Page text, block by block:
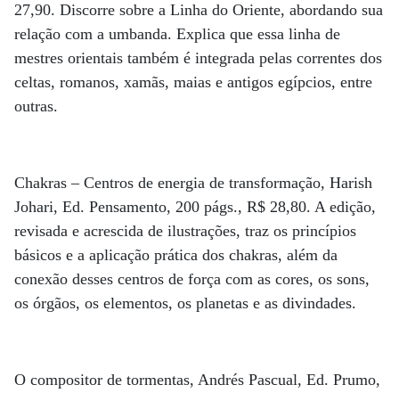
27,90. Discorre sobre a Linha do Oriente, abordando sua
relação com a umbanda. Explica que essa linha de
mestres orientais também é integrada pelas correntes dos
celtas, romanos, xamãs, maias e antigos egípcios, entre
outras.
Chakras – Centros de energia de transformação, Harish
Johari, Ed. Pensamento, 200 págs., R$ 28,80. A edição,
revisada e acrescida de ilustrações, traz os princípios
básicos e a aplicação prática dos chakras, além da
conexão desses centros de força com as cores, os sons,
os órgãos, os elementos, os planetas e as divindades.
O compositor de tormentas, Andrés Pascual, Ed. Prumo,